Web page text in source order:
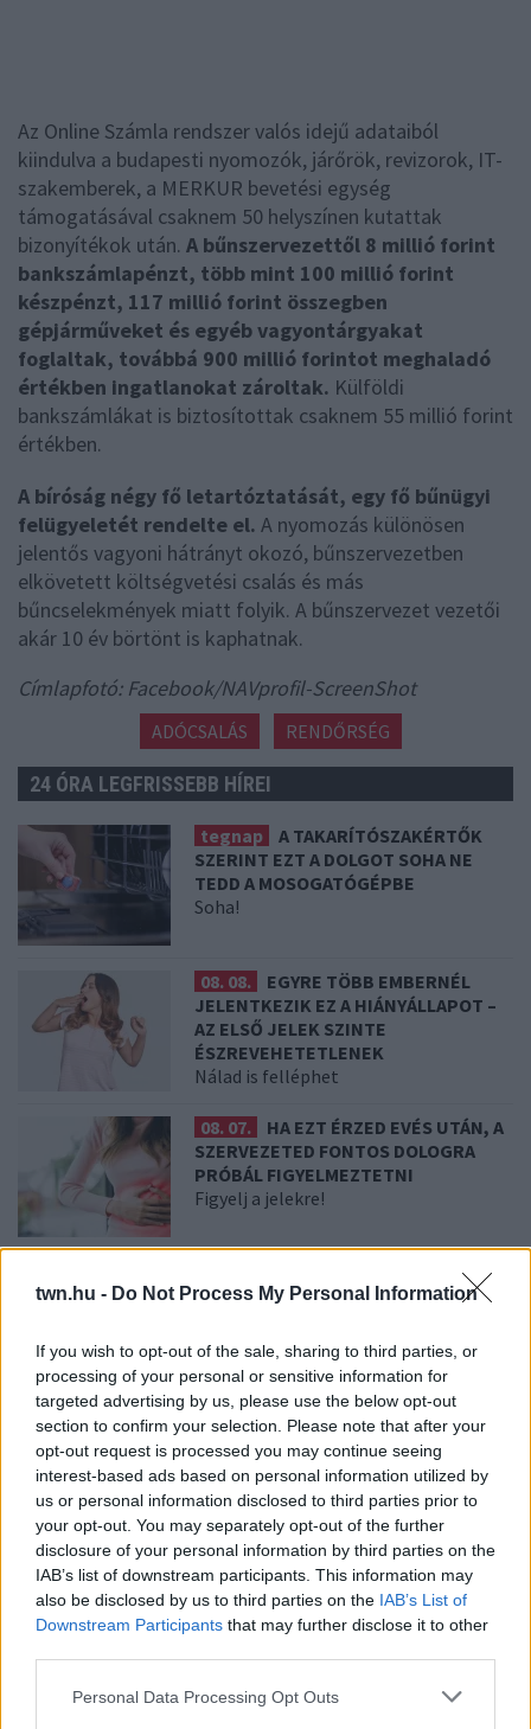
twn.hu - Do Not Process My Personal Information
If you wish to opt-out of the sale, sharing to third parties, or
processing of your personal or sensitive information for
targeted advertising by us, please use the below opt-out
section to confirm your selection. Please note that after your
opt-out request is processed you may continue seeing
interest-based ads based on personal information utilized by
us or personal information disclosed to third parties prior to
your opt-out. You may separately opt-out of the further
disclosure of your personal information by third parties on the
IAB’s list of downstream participants. This information may
also be disclosed by us to third parties on the IAB’s List of
Downstream Participants that may further disclose it to other
Please note that this website/app uses one or more Google
Personal Data Processing Opt Outs
Az Online Számla rendszer valós idejű adataiból
kiindulva a budapesti nyomozók, járőrök, revizorok, IT-
szakemberek, a MERKUR bevetési egység
támogatásával csaknem 50 helyszínen kutattak
bizonyítékok után. A bűnszervezettől 8 millió forint
bankszámlapénzt, több mint 100 millió forint
készpénzt, 117 millió forint összegben
gépjárműveket és egyéb vagyontárgyakat
foglaltak, továbbá 900 millió forintot meghaladó
értékben ingatlanokat zároltak. Külföldi
bankszámlákat is biztosítottak csaknem 55 millió forint
értékben.
A bíróság négy fő letartóztatását, egy fő bűnügyi
felügyeletét rendelte el. A nyomozás különösen
jelentős vagyoni hátrányt okozó, bűnszervezetben
elkövetett költségvetési csalás és más
bűncselekmények miatt folyik. A bűnszervezet vezetői
akár 10 év börtönt is kaphatnak.
Címlapfotó: Facebook/NAVprofil-ScreenShot
ADÓCSALÁS RENDŐRSÉG
24 ÓRA LEGFRISSEBB HÍREI
tegnap
A TAKARÍTÓSZAKÉRTŐK
SZERINT EZT A DOLGOT SOHA NE
TEDD A MOSOGATÓGÉPBE
Soha!
08. 08.
EGYRE TÖBB EMBERNÉL
JELENTKEZIK EZ A HIÁNYÁLLAPOT –
AZ ELSŐ JELEK SZINTE
ÉSZREVEHETETLENEK
Nálad is felléphet
08. 07.
HA EZT ÉRZED EVÉS UTÁN, A
SZERVEZETED FONTOS DOLOGRA
PRÓBÁL FIGYELMEZTETNI
Figyelj a jelekre!
ORVOS FIGYELMEZTET: EZT
AZ APRÓ REGGELI TÜNETET NE
Fontos!
08. 05.
EZÉRT PÁRÁSODIK BE ÁLLANDÓAN AZ ABLAK –
EGYSZERŰBB A MEGOLDÁS, MINT GONDOLNÁD
Villámgyors megoldás
08. 04.
NEM ECETTEL ÉS NEM SZÓDABIKARBÓNÁVAL:
EZZEL LESZ ÚJRA CSILLOGÓ A VÍZKÖVES CSAP
A legjobb trükk
08. 03.
HA MINDIG EZT A MONDATOT HASZNÁLOD, AZ
RENDKÍVÜL MAGAS ÉRZELMI INTELLIGENCIÁRA UTALHAT
Te szoktad?
08. 02.
SOKAN ROSSZUL TÁROLJÁK A GYÓGYSZEREIKET –